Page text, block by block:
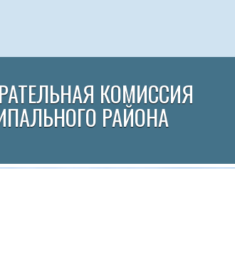
КОМИССИЯ
РАЙОНА